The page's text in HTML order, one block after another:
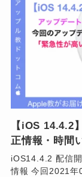
【iOS 14.4.2
正情報・時間
iOS14.4.2 配信
情報 今回2021